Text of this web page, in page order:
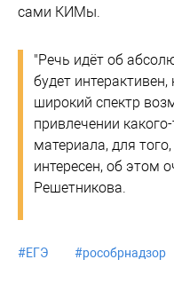
сами КИМы.
"Речь идёт об
будет
широкий спектр
привлечении
материала, для
интересен, об этом
Решетникова.
#ЕГЭ #рособрнадзор